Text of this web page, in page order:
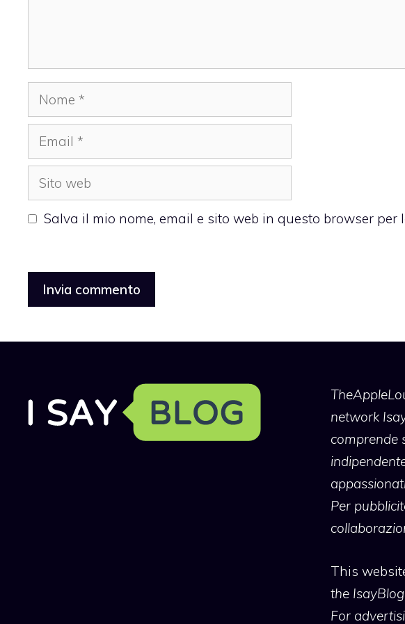
Nome
Email
Sito
web
Salva il mio nome, email e sito web in questo browser per
network
comprende
Per
This
the
For